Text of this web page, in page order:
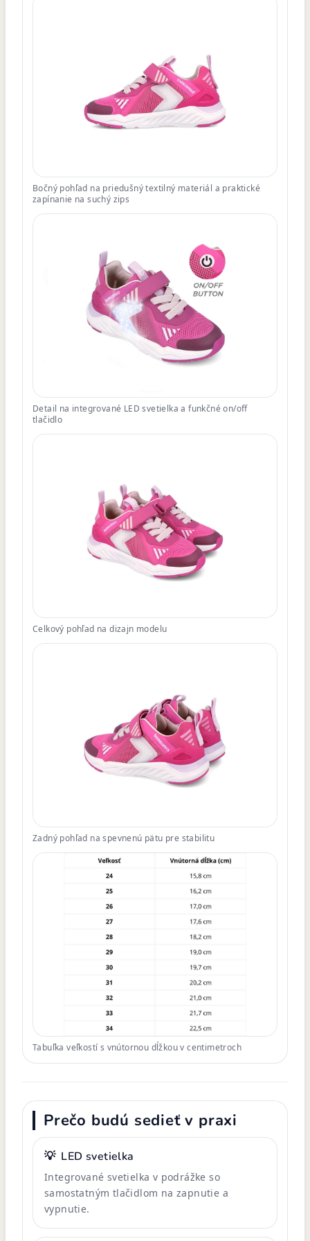
Bočný pohľad na priedušný textilný materiál a praktické
zapínanie na suchý zips
Detail na integrované LED svetielka a funkčné on/off
tlačidlo
Celkový pohľad na dizajn modelu
Zadný pohľad na spevnenú pätu pre stabilitu
Tabuľka veľkostí s vnútornou dĺžkou v centimetroch
Prečo budú sedieť v praxi
💡 LED svetielka
Integrované svetielka v podrážke so
samostatným tlačidlom na zapnutie a
vypnutie.